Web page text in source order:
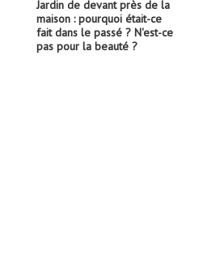
Jardin de devant près de la
maison : pourquoi était-ce
fait dans le passé ? N'est-ce
pas pour la beauté ?